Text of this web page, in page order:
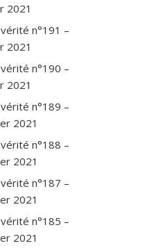
2021
n°191 –
2021
n°190 –
2021
n°189 –
2021
n°188 –
2021
n°187 –
2021
n°185 –
2021